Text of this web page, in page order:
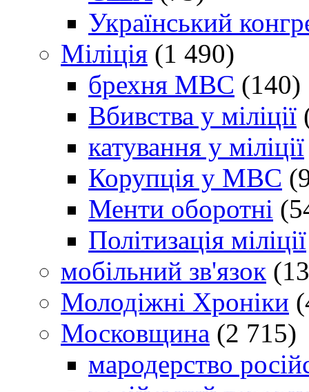
Український
Міліція (1 490)
брехня МВС (140)
Вбивства у міліції
катування у міліції
Корупція у МВС
Менти оборотні
Політизація міліції
мобільний зв'язок
Молодіжні Хроніки
Московщина (2 715)
мародерство